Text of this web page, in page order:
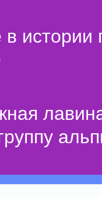
истории